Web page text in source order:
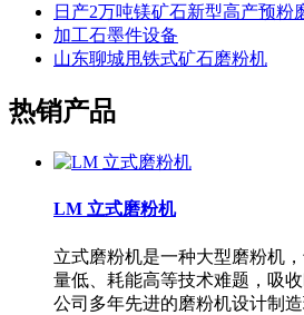
日产2万吨镁矿石新型高产预粉
加工石墨件设备
山东聊城甩铁式矿石磨粉机
热销产品
LM 立式磨粉机
立式磨粉机是一种大型磨粉机
量低、耗能高等技术难题，吸
公司多年先进的磨粉机设计制